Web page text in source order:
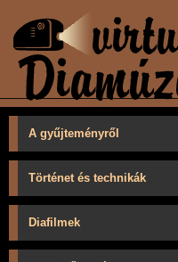
A gyűjteményről
Történet és technikák
Diafilmek